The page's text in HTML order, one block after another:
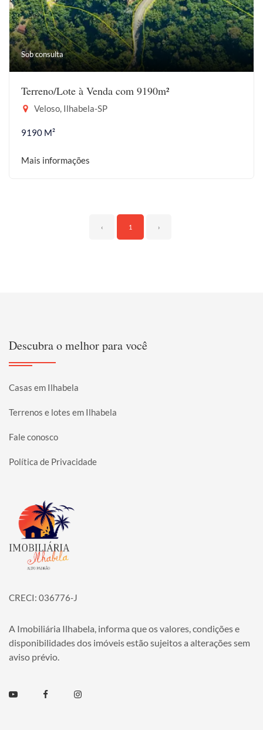
Sob consulta
Terreno/Lote à Venda com 9190m²
Veloso, Ilhabela-SP
9190 M²
Mais informações
‹ 1 ›
Descubra o melhor para você
Casas em Ilhabela
Terrenos e lotes em Ilhabela
Fale conosco
Política de Privacidade
Página inicial
CRECI: 036776-J
A Imobiliária Ilhabela, informa que os valores, condições e
disponibilidades dos imóveis estão sujeitos a alterações sem
aviso prévio.
Youtube FacebookInstagram